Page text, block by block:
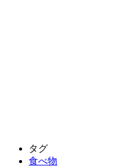
タグ
食べ物